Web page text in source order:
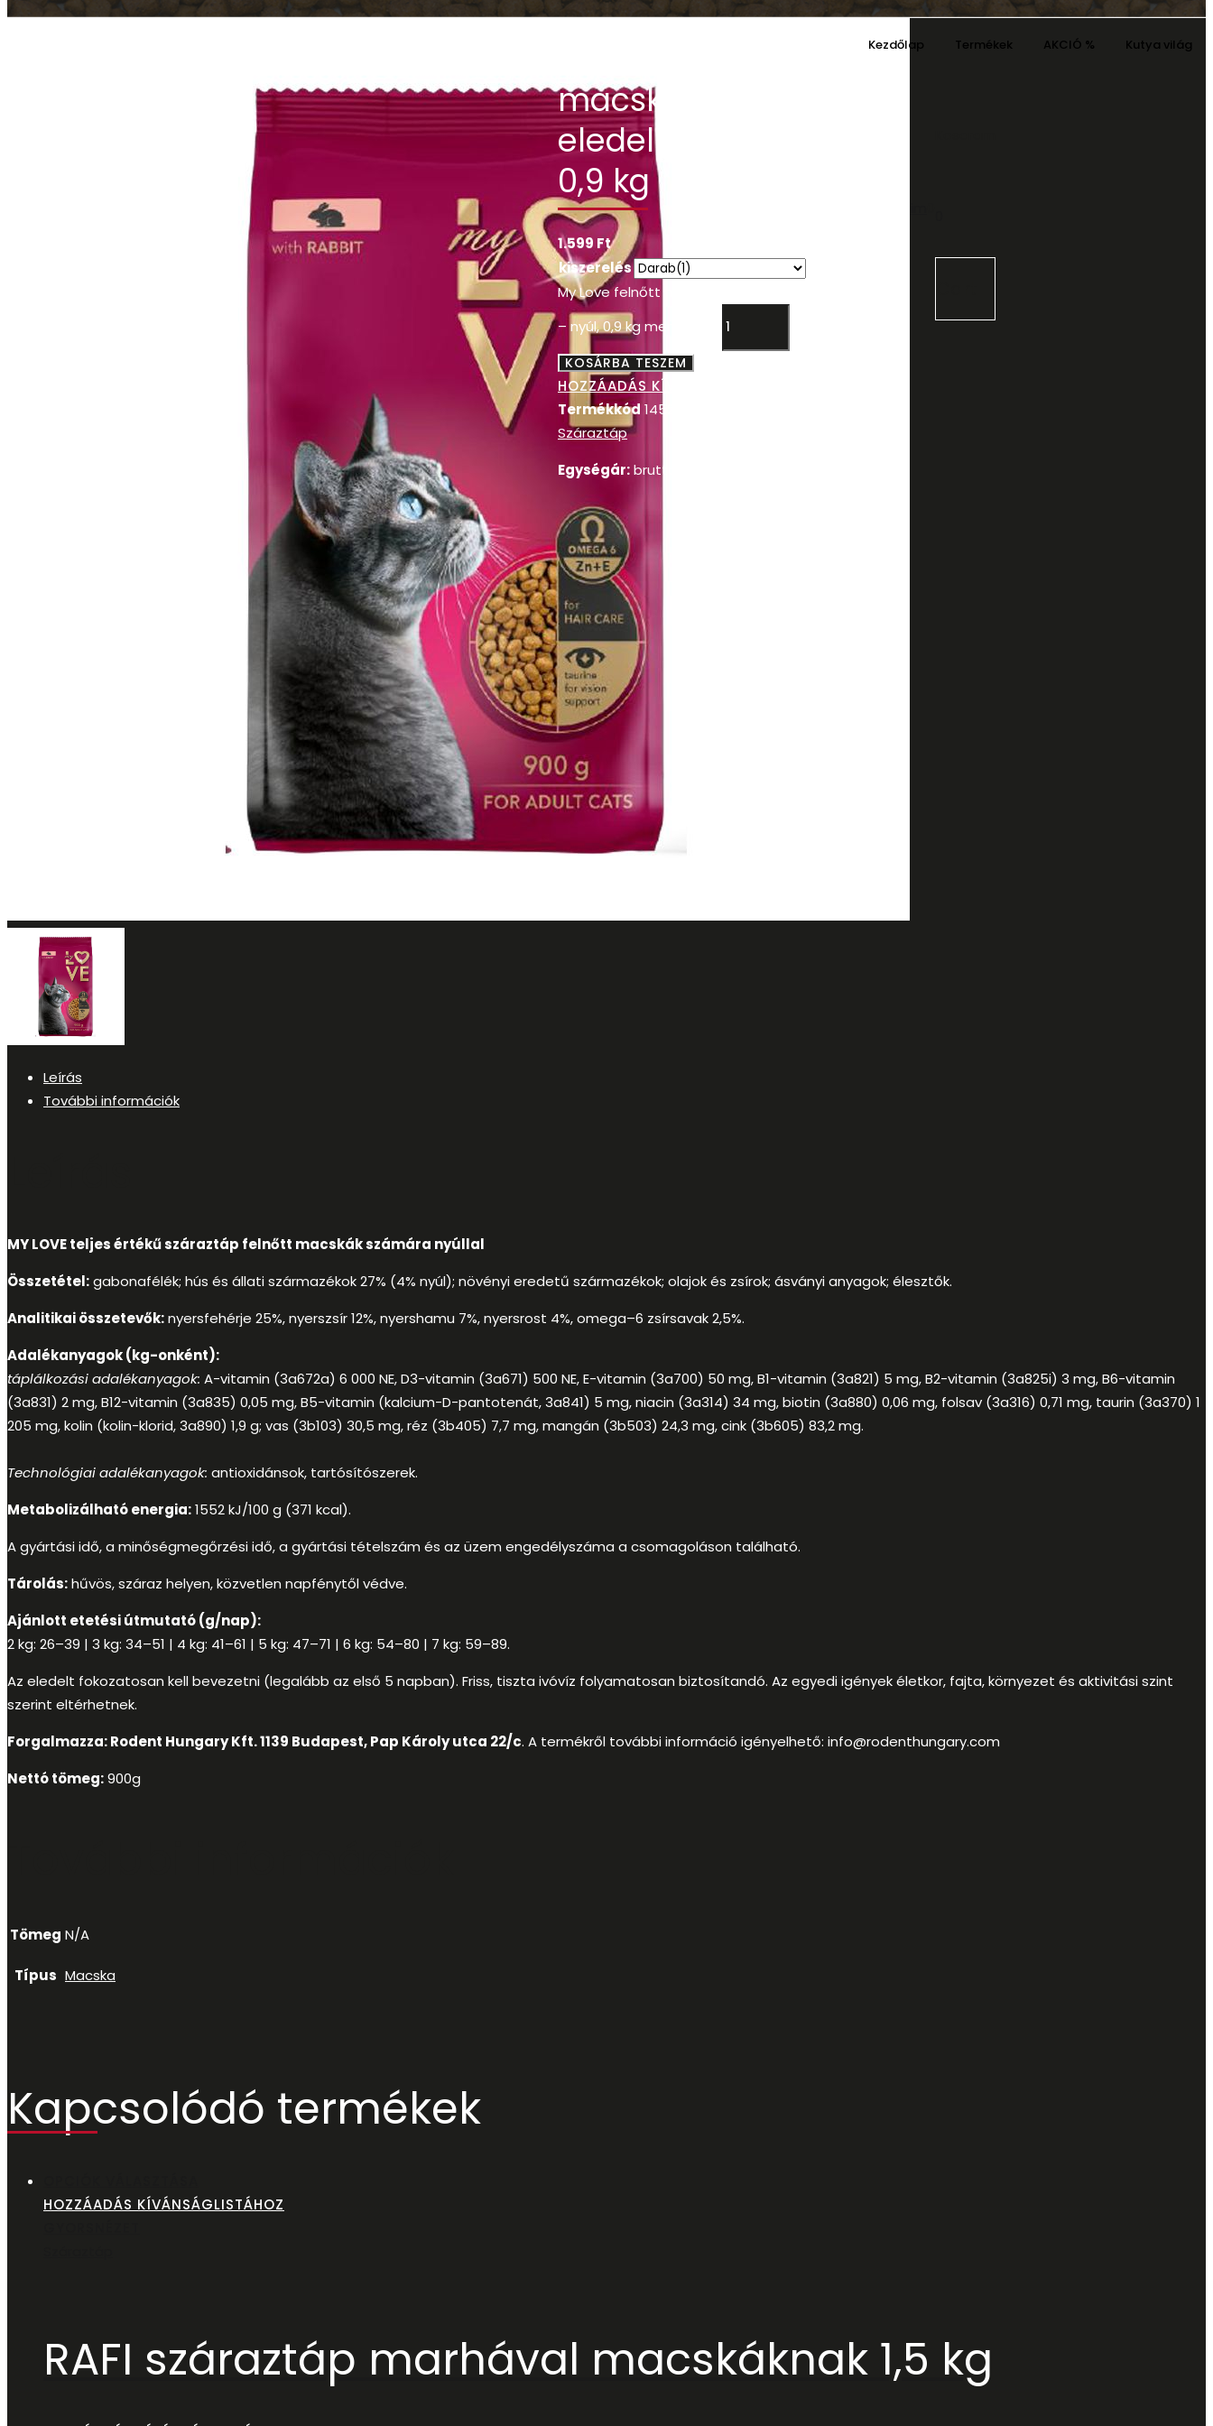
Kezdőlap Termékek AKCIÓ % Kutya világ
macska száraz
eledel – nyúl,
0,9 kg
1.599 Ft
kiszerelés
My Love felnőtt macska száraz eledel
– nyúl, 0,9 kg mennyiség
KOSÁRBA TESZEM
HOZZÁADÁS KÍVÁNSÁGLISTÁHOZ
Termékkód 145276
Száraztáp
Egységár:bruttó
Leírás
További információk
MY LOVE teljes értékű száraztáp felnőtt macskák számára nyúllal
Összetétel:gabonafélék; hús és állati származékok 27% (4% nyúl); növényi eredetű származékok; olajok és zsírok; ásványi anyagok; élesztők.
Analitikai összetevők:nyersfehérje 25%, nyerszsír 12%, nyershamu 7%, nyersrost 4%, omega–6 zsírsavak 2,5%.
Adalékanyagok (kg-onként):
táplálkozási adalékanyagok: A-vitamin (3a672a) 6 000 NE, D3-vitamin (3a671) 500 NE, E-vitamin (3a700) 50 mg, B1-vitamin (3a821) 5 mg, B2-vitamin (3a825i) 3 mg, B6-vitamin
(3a831) 2 mg, B12-vitamin (3a835) 0,05 mg, B5-vitamin (kalcium-D-pantotenát, 3a841) 5 mg, niacin (3a314) 34 mg, biotin (3a880) 0,06 mg, folsav (3a316) 0,71 mg, taurin (3a370) 1
205 mg, kolin (kolin-klorid, 3a890) 1,9 g; vas (3b103) 30,5 mg, réz (3b405) 7,7 mg, mangán (3b503) 24,3 mg, cink (3b605) 83,2 mg.
Technológiai adalékanyagok: antioxidánsok, tartósítószerek.
Metabolizálható energia:1552 kJ/100 g (371 kcal).
A gyártási idő, a minőségmegőrzési idő, a gyártási tételszám és az üzem engedélyszáma a csomagoláson található.
Tárolás:hűvös, száraz helyen, közvetlen napfénytől védve.
Ajánlott etetési útmutató (g/nap):
2 kg: 26–39 | 3 kg: 34–51 | 4 kg: 41–61 | 5 kg: 47–71 | 6 kg: 54–80 | 7 kg: 59–89.
Az eledelt fokozatosan kell bevezetni (legalább az első 5 napban). Friss, tiszta ivóvíz folyamatosan biztosítandó. Az egyedi igények életkor, fajta, környezet és aktivitási szint
szerint eltérhetnek.
Forgalmazza: Rodent Hungary Kft. 1139 Budapest, Pap Károly utca 22/c. A termékről további információ igényelhető: info@rodenthungary.com
Nettó tömeg:900g
Tömeg N/A
Típus Macska
Kapcsolódó termékek
HOZZÁADÁS KÍVÁNSÁGLISTÁHOZ
RAFI száraztáp marhával macskáknak 1,5 kg